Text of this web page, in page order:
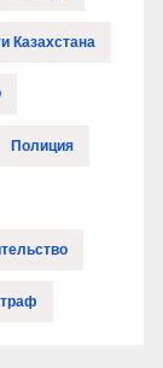
Казахстана
Полиция